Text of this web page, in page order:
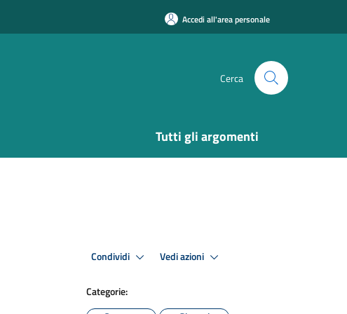
Accedi all'area personale
Cerca
Tutti gli argomenti
Condividi Vedi azioni
Categorie: